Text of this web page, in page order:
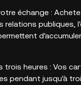
échange :
relations publiques,
heures : Vos
pendant jusqu'à